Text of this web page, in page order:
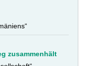
zusammenhält